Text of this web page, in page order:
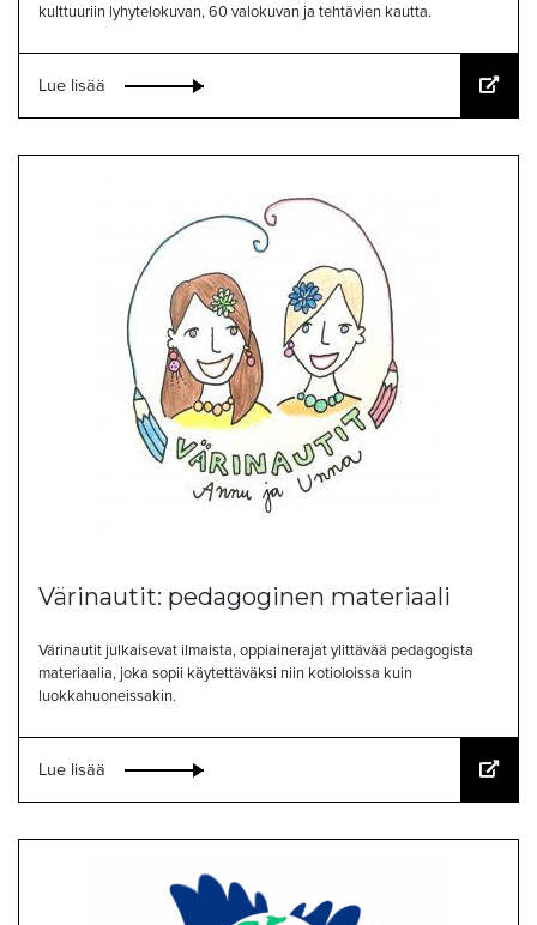
kulttuuriin lyhytelokuvan, 60 valokuvan ja tehtävien kautta.
Lue lisää
Värinautit: pedagoginen materiaali
Värinautit julkaisevat ilmaista, oppiainerajat ylittävää pedagogista
materiaalia, joka sopii käytettäväksi niin kotioloissa kuin
luokkahuoneissakin.
Lue lisää